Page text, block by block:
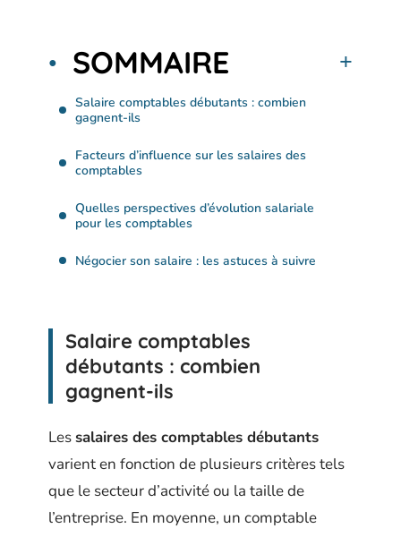
SOMMAIRE
Salaire comptables débutants : combien
gagnent-ils
Facteurs d’influence sur les salaires des
comptables
Quelles perspectives d’évolution salariale
pour les comptables
Négocier son salaire : les astuces à suivre
Salaire comptables
débutants : combien
gagnent-ils
Lessalaires des comptables débutants
varient en fonction de plusieurs critères tels
que le secteur d’activité ou la taille de
l’entreprise. En moyenne, un comptable